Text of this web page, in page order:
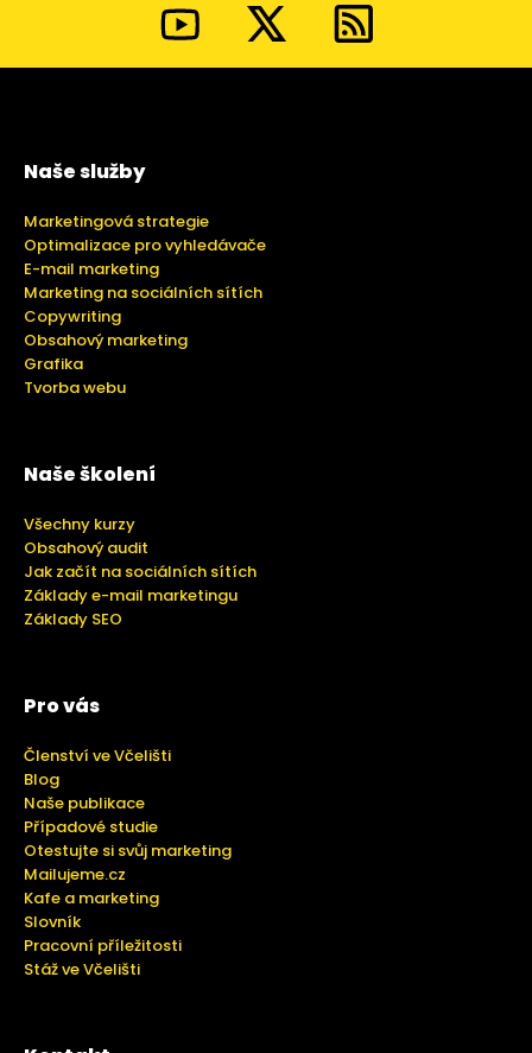
Naše služby
Marketingová strategie
Optimalizace pro vyhledávače
E-mail marketing
Marketing na sociálních sítích
Copywriting
Obsahový marketing
Grafika
Tvorba webu
Naše školení
Všechny kurzy
Obsahový audit
Jak začít na sociálních sítích
Základy e-mail marketingu
Základy SEO
Pro vás
Členství ve Včelišti
Blog
Naše publikace
Případové studie
Otestujte si svůj marketing
Mailujeme.cz
Kafe a marketing
Slovník
Pracovní příležitosti
Stáž ve Včelišti